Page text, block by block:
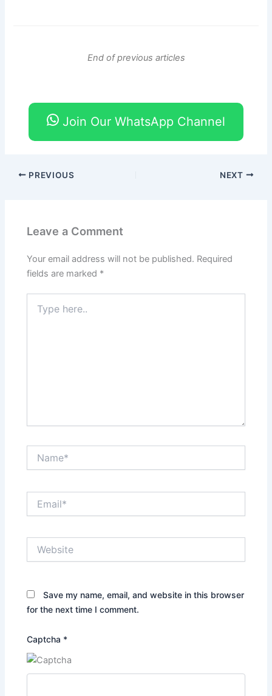
End of previous articles
Join Our WhatsApp Channel
PREVIOUS NEXT
Leave a Comment
Your email address will not be published. Required
fields are marked *
here..
Save my name, email, and website in this browser
for the next time I comment.
Captcha *